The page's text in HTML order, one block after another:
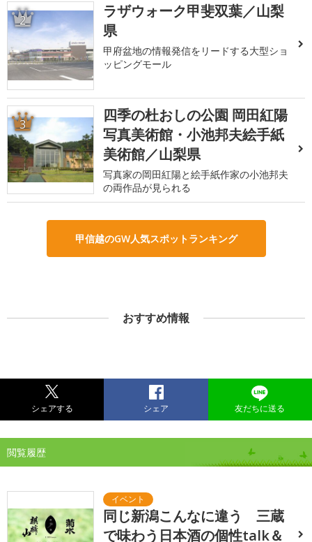
2
ラザウォーク甲斐双葉／山梨
県
甲府盆地の情報発信をリードする大型ショ
ッピングモール
3
四季の杜おしの公園 岡田紅陽
写真美術館・小池邦夫絵手紙
美術館／山梨県
写真家の岡田紅陽と絵手紙作家の小池邦夫
の両作品が見られる
甲信越のGW人気スポットランキング
おすすめ情報
シェアする シェア 友だちに送る
閲覧履歴
同じ新潟こんなに違う 三蔵
で味わう日本酒の個性talk＆